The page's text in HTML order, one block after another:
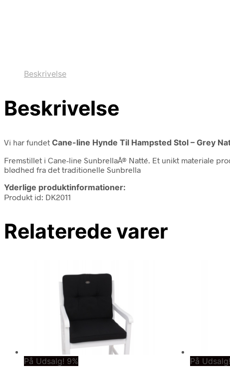
Beskrivelse
Beskrivelse
Vi har fundet Cane-line Hynde Til Hampsted Stol – Grey
Fremstillet i Cane-line SunbrellaÂ® Natté. Et unikt materiale
blødhed fra det traditionelle Sunbrella
Yderlige produktinformationer:
Produkt id: DK2011
Relaterede varer
På Udsalg! 9% På